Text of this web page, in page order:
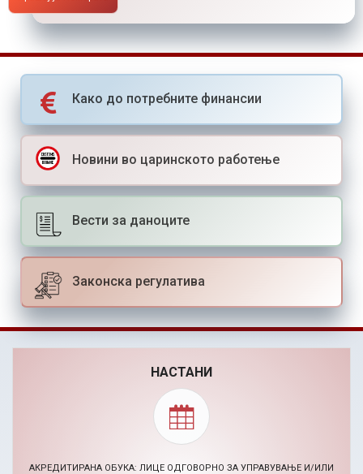
Како до потребните финансии
Новини во царинското работење
Вести за даноците
Законска регулатива
НАСТАНИ
АКРЕДИТИРАНА ОБУКА: ЛИЦЕ ОДГОВОРНО ЗА УПРАВУВАЊЕ И/ИЛИ